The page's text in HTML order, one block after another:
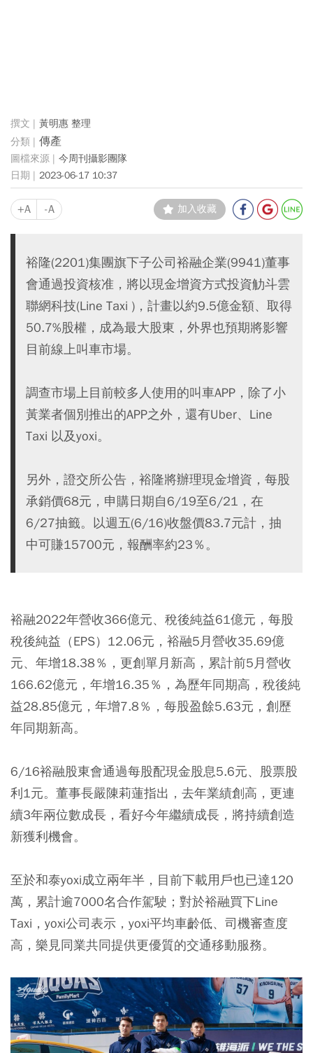
黃明惠 整理
傳產
今周刊攝影團隊
2023-06-17 10:37
+A -A 加入收藏
裕隆(2201)集團旗下子公司裕融企業(9941)董事
會通過投資核准，將以現金增資方式投資觔斗雲
聯網科技(Line Taxi )，計畫以約9.5億金額、取得
50.7%股權，成為最大股東，外界也預期將影響
目前線上叫車市場。
調查市場上目前較多人使用的叫車APP，除了小
黃業者個別推出的APP之外，還有Uber、Line
Taxi 以及yoxi。
另外，證交所公告，裕隆將辦理現金增資，每股
承銷價68元，申購日期自6/19至6/21，在
6/27抽籤。以週五(6/16)收盤價83.7元計，抽
中可賺15700元，報酬率約23％。
裕融2022年營收366億元、稅後純益61億元，每股
稅後純益（EPS）12.06元，裕融5月營收35.69億
元、年增18.38％，更創單月新高，累計前5月營收
166.62億元，年增16.35％，為歷年同期高，稅後純
益28.85億元，年增7.8％，每股盈餘5.63元，創歷
年同期新高。
6/16裕融股東會通過每股配現金股息5.6元、股票股
利1元。董事長嚴陳莉蓮指出，去年業績創高，更連
續3年兩位數成長，看好今年繼續成長，將持續創造
新獲利機會。
至於和泰yoxi成立兩年半，目前下載用戶也已達120
萬，累計逾7000名合作駕駛；對於裕融買下Line
Taxi，yoxi公司表示，yoxi平均車齡低、司機審查度
高，樂見同業共同提供更優質的交通移動服務。